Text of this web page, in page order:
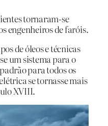
tornaram-se
engenheiros de faróis.
de óleos e técnicas
um sistema para o
para todos os
se tornasse mais
XVIII.